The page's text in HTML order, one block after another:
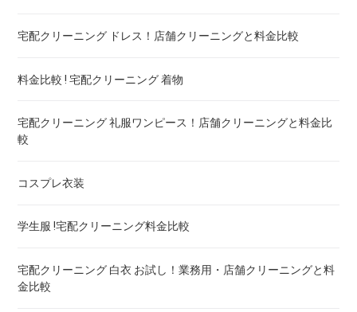
布団クリーニング 防ダニ加工 ! 効果と危険性
ゴアテックス 羽毛布団 クリーニング ! 料金ランキング
こたつ布団のクリーニング代 ! 料金比較
の違いも
トゥルースリーパー マットレスのクリーニング ! どこがいい
ウェイトブランケットの洗い方 ! 洗えないタイプの対処法も
宅配クリーニング ドレス！店舗クリーニングと料金比較
料金比較 ! 宅配クリーニング 着物
宅配クリーニング 礼服ワンピース！店舗クリーニングと料金比
較
コスプレ衣装
学生服 !宅配クリーニング料金比較
宅配クリーニング 白衣 お試し！業務用・店舗クリーニングと料
金比較